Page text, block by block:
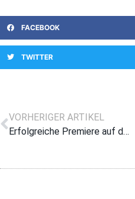
FACEBOOK
TWITTER
VORHERIGER ARTIKEL
Erfolgreiche Premiere auf der Asian Tour